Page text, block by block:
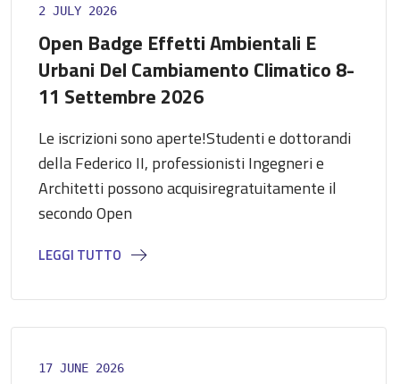
2 JULY 2026
Open Badge Effetti Ambientali E
Urbani Del Cambiamento Climatico 8-
11 Settembre 2026
Le iscrizioni sono aperte!Studenti e dottorandi
della Federico II, professionisti Ingegneri e
Architetti possono acquisiregratuitamente il
secondo Open
LEGGI TUTTO
17 JUNE 2026